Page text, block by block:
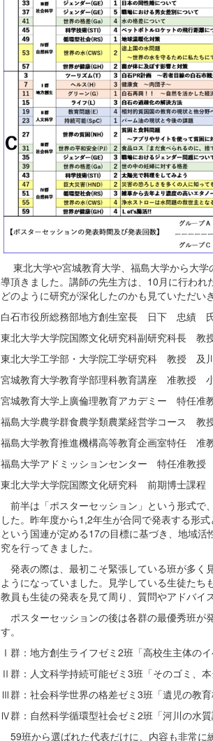
東北大学や宮城教育大学、福島大学から大学
導頂きました。講師の先生方は、10月に行わ
どのように研究が深化したのかも見ていただい
白石市役所総務部地方創生室長 日下 忠績
東北大学大学院国際文化研究科副研究科長
東北大学工学部・大学院工学研究科 教授
宮城教育大学教育学部理科教育講座 准教
宮城教育大学上廣倫理教育アカデミー 特
福島大学農学群食農学類農業経営学コース
福島大学教育推進機構高等教育企画室特任
福島大学アドミッションセンター 特任准
東北大学大学院国際文化研究科 前期博士課
前半は「ポスターセッション」という形式で
した。昨年度から1,2年生が合同で発表する形
という国連が定める17の目標に基づき、地域
究を行ってきました。
発表の際は、最初こそ緊張している班が多く
ようになっていました。見学している生徒たち
教員も生徒の発表を見て周り、質問やアドバイ
ポスターセッションの後は各群の最優秀班が
す。
Ⅰ群：地方創生ライフゼミ2班「高校生主体の
Ⅱ群：人文科学持続可能ゼミ3班「そのゴミ、
Ⅲ群：社会科学世界の格差ゼミ3班「遺児の教育
Ⅳ群：自然科学循環型社会ゼミ2班「河川の水
59班から選ばれた代表だけに、内容も非常